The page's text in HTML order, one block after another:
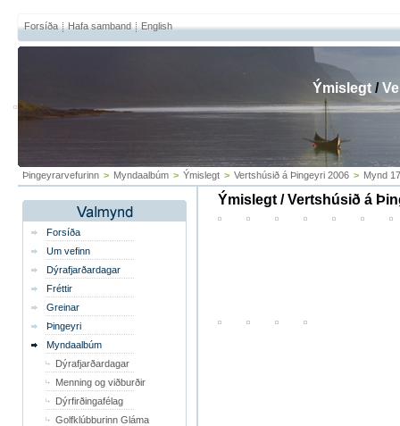
Forsíða Hafa samband English
Þingeyrarvefurinn > Myndaalbúm > Ýmislegt > Vertshúsið á Þingeyri 2006 > Mynd
Forsíða
Um vefinn
Dýrafjarðardagar
Fréttir
Greinar
Þingeyri
Myndaalbúm
Dýrafjarðardagar
Menning og viðburðir
Dýrfirðingafélag
Golfklúbburinn Gláma
Ýmislegt / Vertshúsið á
Ýmislegt /